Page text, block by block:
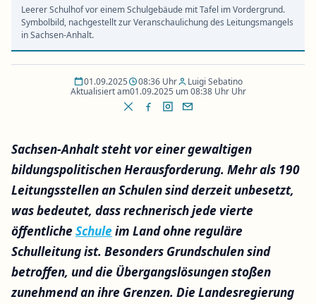
Leerer Schulhof vor einem Schulgebäude mit Tafel im Vordergrund.
Symbolbild, nachgestellt zur Veranschaulichung des Leitungsmangels
in Sachsen-Anhalt.
01.09.2025 08:36 Uhr
Luigi Sebatino
Aktualisiert am01.09.2025 um 08:38 Uhr Uhr
Sachsen-Anhalt steht vor einer gewaltigen
bildungspolitischen Herausforderung. Mehr als 190
Leitungsstellen an Schulen sind derzeit unbesetzt,
was bedeutet, dass rechnerisch jede vierte
öffentlicheSchuleim Land ohne reguläre
Schulleitung ist. Besonders Grundschulen sind
betroffen, und die Übergangslösungen stoßen
zunehmend an ihre Grenzen. Die Landesregierung